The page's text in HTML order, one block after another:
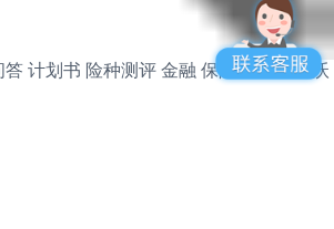
答 计划书 险种测评 金融 保险产品 关于沃